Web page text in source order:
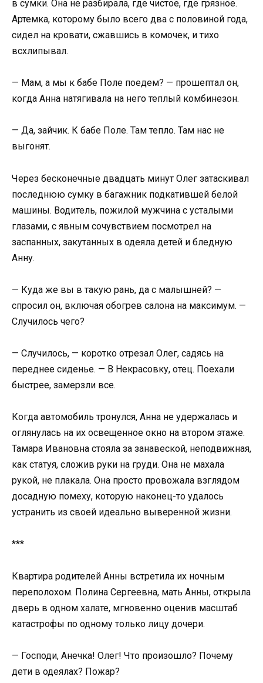
в сумки. Она не разбирала, где чистое, где грязное.
Артемка, которому было всего два с половиной года,
сидел на кровати, сжавшись в комочек, и тихо
всхлипывал.
— Мам, а мы к бабе Поле поедем? — прошептал он,
когда Анна натягивала на него теплый комбинезон.
— Да, зайчик. К бабе Поле. Там тепло. Там нас не
выгонят.
Через бесконечные двадцать минут Олег затаскивал
последнюю сумку в багажник подкатившей белой
машины. Водитель, пожилой мужчина с усталыми
глазами, с явным сочувствием посмотрел на
заспанных, закутанных в одеяла детей и бледную
Анну.
— Куда же вы в такую рань, да с малышней? —
спросил он, включая обогрев салона на максимум. —
Случилось чего?
— Случилось, — коротко отрезал Олег, садясь на
переднее сиденье. — В Некрасовку, отец. Поехали
быстрее, замерзли все.
Когда автомобиль тронулся, Анна не удержалась и
оглянулась на их освещенное окно на втором этаже.
Тамара Ивановна стояла за занавеской, неподвижная,
как статуя, сложив руки на груди. Она не махала
рукой, не плакала. Она просто провожала взглядом
досадную помеху, которую наконец-то удалось
устранить из своей идеально выверенной жизни.
***
Квартира родителей Анны встретила их ночным
переполохом. Полина Сергеевна, мать Анны, открыла
дверь в одном халате, мгновенно оценив масштаб
катастрофы по одному только лицу дочери.
— Господи, Анечка! Олег! Что произошло? Почему
дети в одеялах? Пожар?